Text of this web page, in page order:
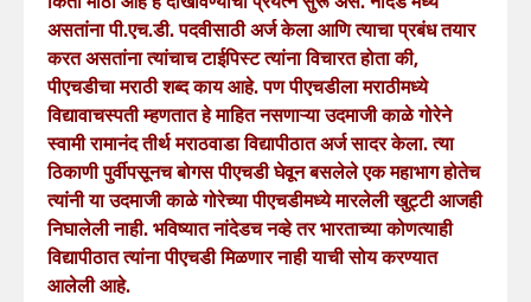
असतांना पी.एच.डी. पदवीसाठी अर्ज केला आणि त्याचा प्रबंध तयार
करत असतांना त्यांचाच टाईपिस्ट त्यांना विचारत होता की,
पीएचडीचा मराठी शब्द काय आहे. पण पीएचडीला मराठीमध्ये
विद्यावाचस्पती म्हणतात हे माहित नसणाऱ्या उदमाजी काळे गोरेने
स्वामी रामानंद तीर्थ मराठवाडा विद्यापीठात अर्ज सादर केला. त्या
ठिकाणी पुर्वीपसूनच बोगस पीएचडी घेवून बसलेले एक महाभाग होतेच
त्यांनी या उदमाजी काळे गोरेच्या पीएचडीमध्ये मारलेली खुट्टी आजही
निघालेली नाही. भविष्यात नांदेडच नव्हे तर भारताच्या कोणत्याही
विद्यापीठात त्यांना पीएचडी मिळणार नाही याची सोय करण्यात
आलेली आहे.